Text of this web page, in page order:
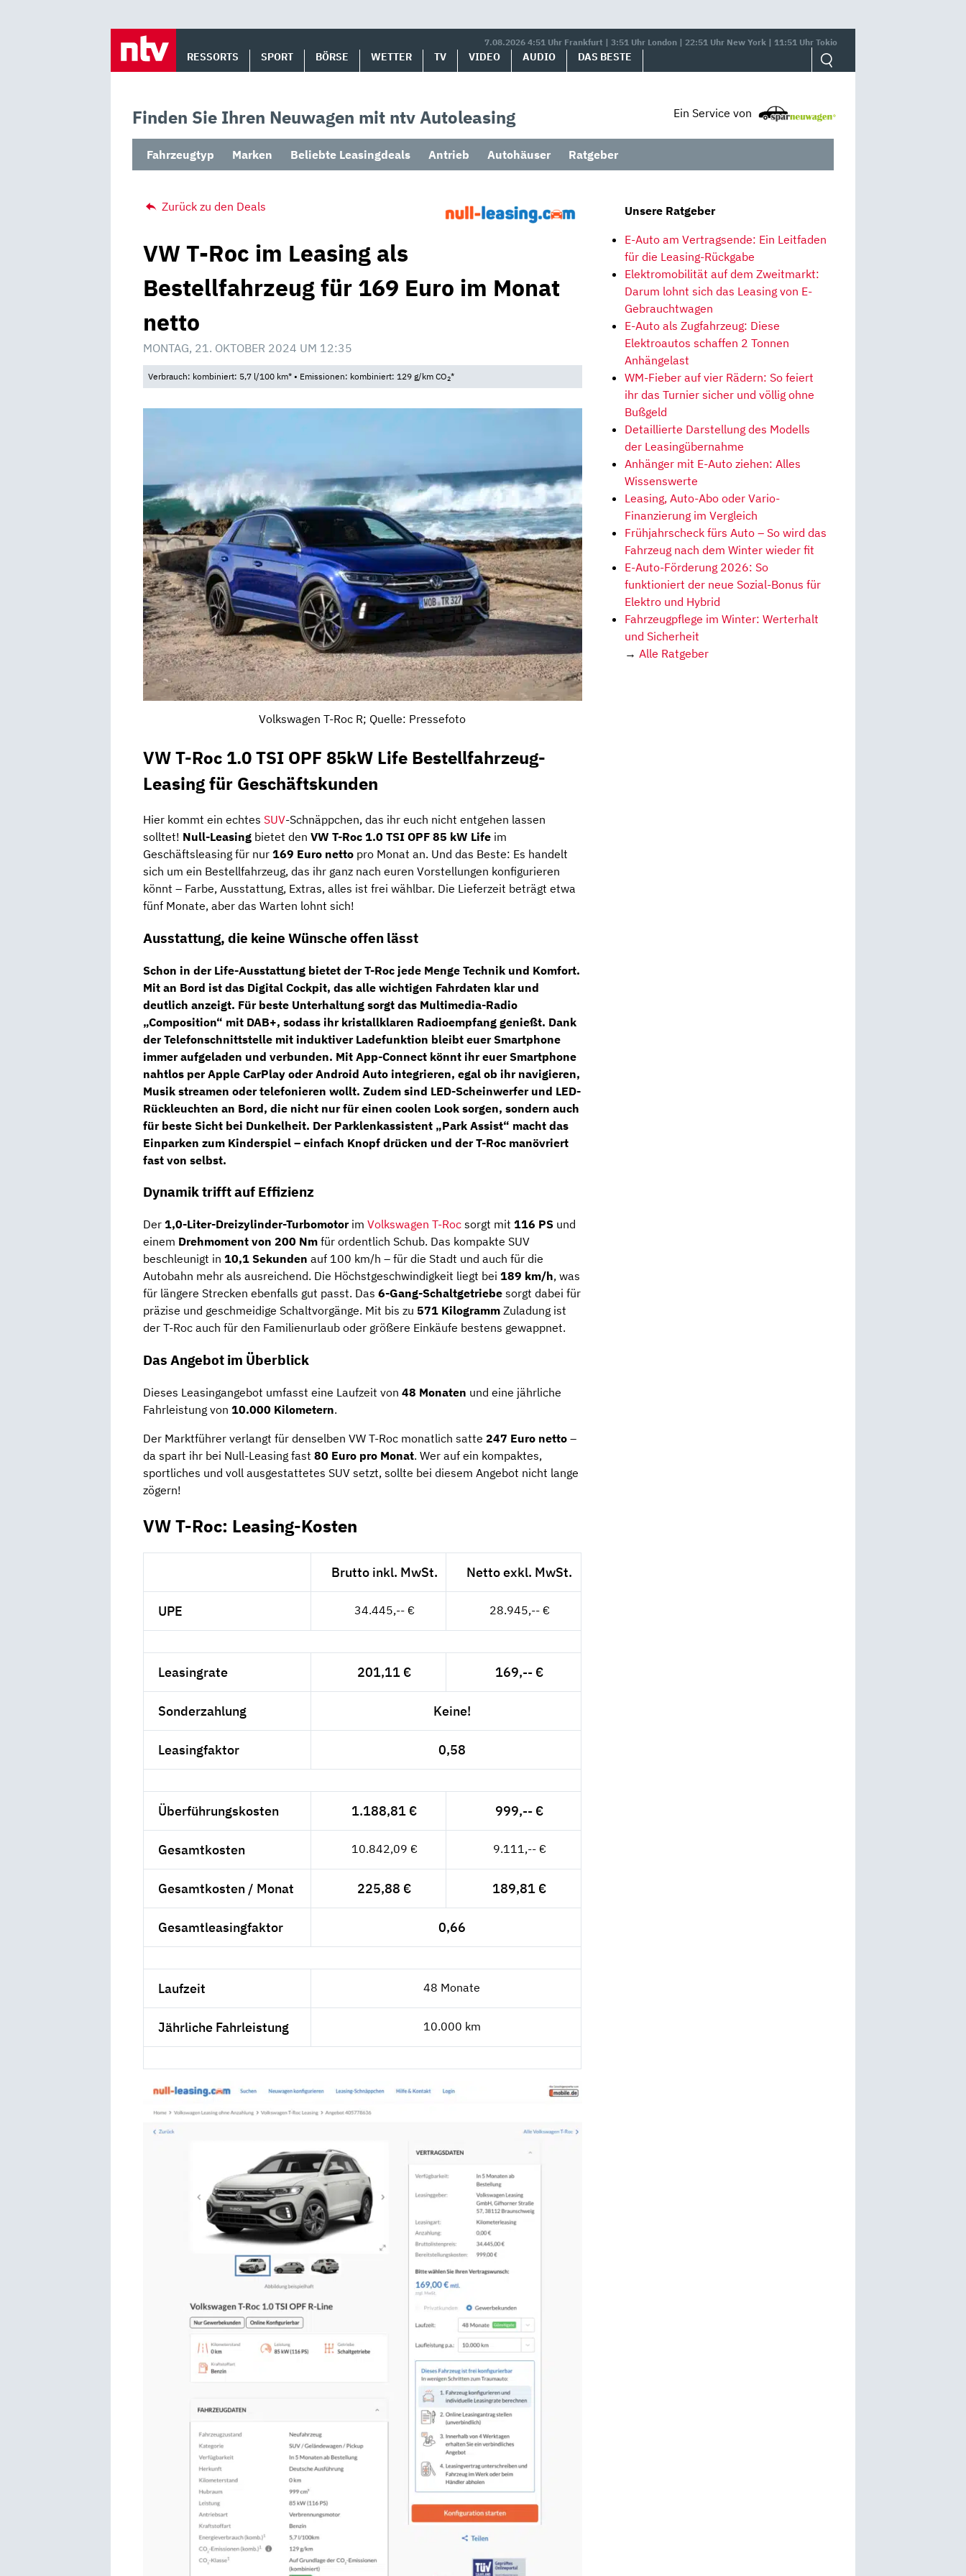
7.08.2026 4:51 Uhr Frankfurt | 3:51 Uhr London | 22:51 Uhr New York | 11:51 Uhr Tokio
RESSORTS SPORT BÖRSE WETTER TV VIDEO AUDIO DAS BESTE
Finden Sie Ihren Neuwagen mit ntv Autoleasing Ein Service von
Fahrzeugtyp Marken Beliebte Leasingdeals Antrieb Autohäuser Ratgeber
Zurück zu den Deals
VW T-Roc im Leasing als
Bestellfahrzeug für 169 Euro im Monat
netto
MONTAG, 21. OKTOBER 2024 UM 12:35
Verbrauch: kombiniert: 5,7 l/100 km* • Emissionen: kombiniert: 129 g/km CO2*
Volkswagen T-Roc R; Quelle: Pressefoto
VW T-Roc 1.0 TSI OPF 85kW Life Bestellfahrzeug-
Leasing für Geschäftskunden
Hier kommt ein echtes SUV-Schnäppchen, das ihr euch nicht entgehen lassen
solltet! Null-Leasing bietet den VW T-Roc 1.0 TSI OPF 85 kW Life im
Geschäftsleasing für nur 169 Euro netto pro Monat an. Und das Beste: Es handelt
sich um ein Bestellfahrzeug, das ihr ganz nach euren Vorstellungen konfigurieren
könnt – Farbe, Ausstattung, Extras, alles ist frei wählbar. Die Lieferzeit beträgt etwa
fünf Monate, aber das Warten lohnt sich!
Ausstattung, die keine Wünsche offen lässt
Schon in der Life-Ausstattung bietet der T-Roc jede Menge Technik und Komfort.
Mit an Bord ist das Digital Cockpit, das alle wichtigen Fahrdaten klar und
deutlich anzeigt. Für beste Unterhaltung sorgt das Multimedia-Radio
„Composition“ mit DAB+, sodass ihr kristallklaren Radioempfang genießt. Dank
derTelefonschnittstelle mit induktiver Ladefunktion bleibt euer Smartphone
immer aufgeladen und verbunden. Mit App-Connect könnt ihr euer Smartphone
nahtlos perApple CarPlay oderAndroid Auto integrieren, egal ob ihr navigieren,
Musik streamen oder telefonieren wollt. Zudem sind LED-Scheinwerferund LED-
Rückleuchten an Bord, die nicht nur für einen coolen Look sorgen, sondern auch
für beste Sicht bei Dunkelheit. Der Parklenkassistent „Park Assist“ macht das
Einparken zum Kinderspiel – einfach Knopf drücken und der T-Roc manövriert
fast von selbst.
Dynamik trifft auf Effizienz
Der 1,0-Liter-Dreizylinder-Turbomotorim Volkswagen T-Roc sorgt mit 116 PS und
einem Drehmoment von 200 Nm für ordentlich Schub. Das kompakte SUV
beschleunigt in 10,1 Sekunden auf 100 km/h – für die Stadt und auch für die
Autobahn mehr als ausreichend. Die Höchstgeschwindigkeit liegt bei 189 km/h, was
für längere Strecken ebenfalls gut passt. Das 6-Gang-Schaltgetriebe sorgt dabei für
präzise und geschmeidige Schaltvorgänge. Mit bis zu 571 Kilogramm Zuladung ist
der T-Roc auch für den Familienurlaub oder größere Einkäufe bestens gewappnet.
Das Angebot im Überblick
Dieses Leasingangebot umfasst eine Laufzeit von 48 Monaten und eine jährliche
Fahrleistung von 10.000 Kilometern.
Der Marktführer verlangt für denselben VW T-Roc monatlich satte 247 Euro netto –
da spart ihr bei Null-Leasing fast 80 Euro pro Monat. Wer auf ein kompaktes,
sportliches und voll ausgestattetes SUV setzt, sollte bei diesem Angebot nicht lange
zögern!
VW T-Roc: Leasing-Kosten
Brutto inkl. MwSt. Netto exkl. MwSt.
UPE 34.445,-- € 28.945,-- €
Leasingrate 201,11 € 169,-- €
Sonderzahlung Keine!
Leasingfaktor 0,58
Überführungskosten 1.188,81 € 999,-- €
Gesamtkosten 10.842,09 € 9.111,-- €
Gesamtkosten / Monat 225,88 € 189,81 €
Gesamtleasingfaktor 0,66
Laufzeit 48 Monate
Jährliche Fahrleistung 10.000 km
Unsere Ratgeber
E-Auto am Vertragsende: Ein Leitfaden
für die Leasing-Rückgabe
Elektromobilität auf dem Zweitmarkt:
Darum lohnt sich das Leasing von E-
Gebrauchtwagen
E-Auto als Zugfahrzeug: Diese
Elektroautos schaffen 2 Tonnen
Anhängelast
WM-Fieber auf vier Rädern: So feiert
ihr das Turnier sicher und völlig ohne
Bußgeld
Detaillierte Darstellung des Modells
der Leasingübernahme
Anhänger mit E-Auto ziehen: Alles
Wissenswerte
Leasing, Auto-Abo oder Vario-
Finanzierung im Vergleich
Frühjahrscheck fürs Auto – So wird das
Fahrzeug nach dem Winter wieder fit
E-Auto-Förderung 2026: So
funktioniert der neue Sozial-Bonus für
Elektro und Hybrid
Fahrzeugpflege im Winter: Werterhalt
und Sicherheit
→ Alle Ratgeber